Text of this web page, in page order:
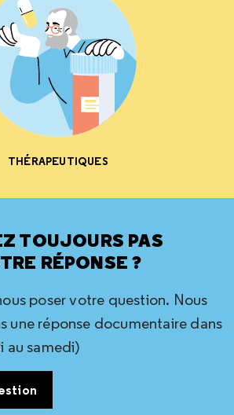
THÉRAPEUTIQUES
TOUJOURS PAS
RÉPONSE ?
poser votre question. Nous
une réponse documentaire dans
au samedi)